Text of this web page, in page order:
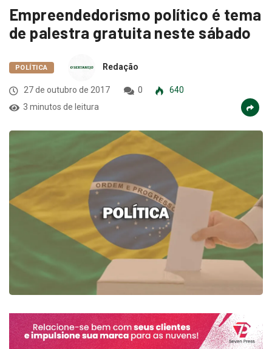
Empreendedorismo político é tema
de palestra gratuita neste sábado
POLÍTICA Redação
27 de outubro de 2017 0
640
3 minutos de leitura